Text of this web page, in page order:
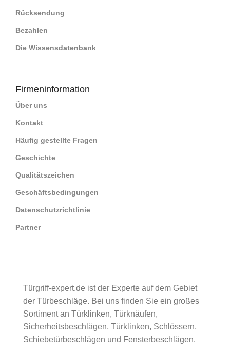
Rücksendung
Bezahlen
Die Wissensdatenbank
Firmeninformation
Über uns
Kontakt
Häufig gestellte Fragen
Geschichte
Qualitätszeichen
Geschäftsbedingungen
Datenschutzrichtlinie
Partner
Türgriff-expert.de ist der Experte auf dem Gebiet
der Türbeschläge. Bei uns finden Sie ein großes
Sortiment an Türklinken, Türknäufen,
Sicherheitsbeschlägen, Türklinken, Schlössern,
Schiebetürbeschlägen und Fensterbeschlägen.